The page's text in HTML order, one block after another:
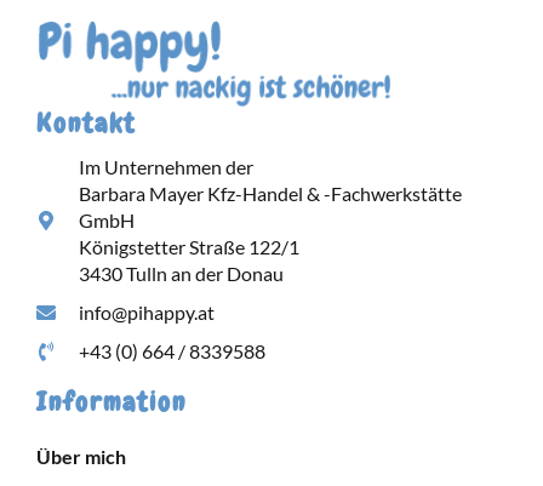
Kontakt
Im Unternehmen der
Barbara Mayer Kfz-Handel & -Fachwerkstätte
GmbH
Königstetter Straße 122/1
3430 Tulln an der Donau
info@pihappy.at
+43 (0) 664 / 8339588
Information
Über mich